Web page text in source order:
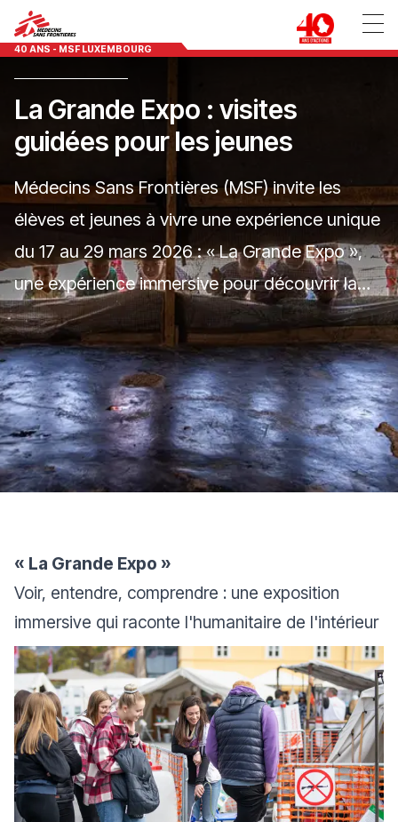
40 ANS - MSF LUXEMBOURG
La Grande Expo : visites
guidées pour les jeunes
Médecins Sans Frontières (MSF) invite les
élèves et jeunes à vivre une expérience unique
du 17 au 29 mars 2026 : « La Grande Expo »,
une expérience immersive pour découvrir la
réalité des interventions humanitaires au cœur
des crises mondiales.
« La Grande Expo »
Voir, entendre, comprendre : une exposition
immersive qui raconte l'humanitaire de l'intérieur